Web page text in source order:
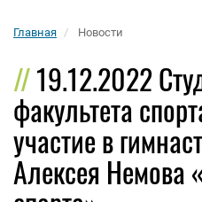
Главная Новости
19.12.2022
факультета
участие в
Алексея Немова